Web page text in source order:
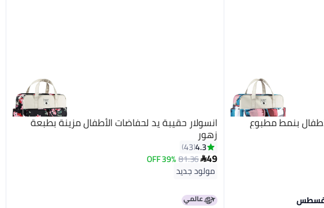
بنمط مطبوع انسولار حقيبة يد لحفاضات الأطفال مزينة بطبعة
زهور
4.3
43
49
81.36
39% OFF
مولود جديد